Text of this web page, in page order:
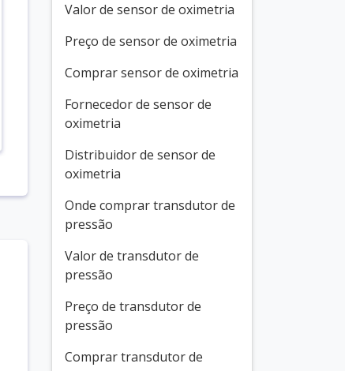
Valor de sensor de oximetria
Preço de sensor de oximetria
Comprar sensor de oximetria
Fornecedor de sensor de
oximetria
Distribuidor de sensor de
oximetria
Onde comprar transdutor de
pressão
Valor de transdutor de
pressão
Preço de transdutor de
pressão
Comprar transdutor de